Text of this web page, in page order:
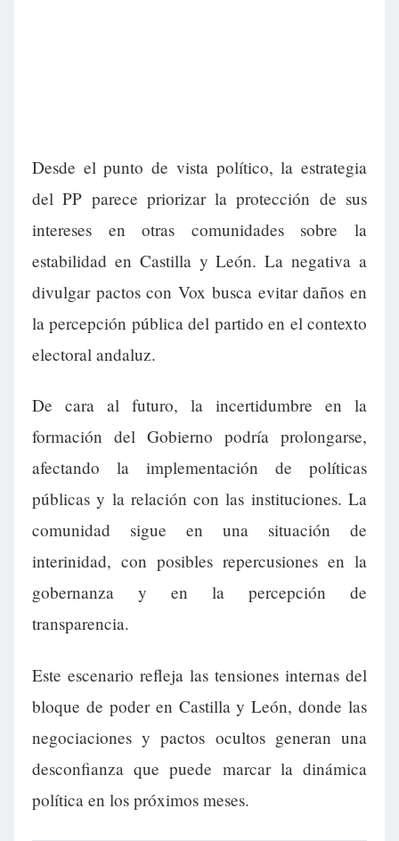
Desde el punto de vista político, la estrategia
del PP parece priorizar la protección de sus
intereses en otras comunidades sobre la
estabilidad en Castilla y León. La negativa a
divulgar pactos con Vox busca evitar daños en
la percepción pública del partido en el contexto
electoral andaluz.
De cara al futuro, la incertidumbre en la
formación del Gobierno podría prolongarse,
afectando la implementación de políticas
públicas y la relación con las instituciones. La
comunidad sigue en una situación de
interinidad, con posibles repercusiones en la
gobernanza y en la percepción de
transparencia.
Este escenario refleja las tensiones internas del
bloque de poder en Castilla y León, donde las
negociaciones y pactos ocultos generan una
desconfianza que puede marcar la dinámica
política en los próximos meses.